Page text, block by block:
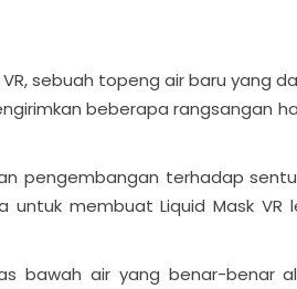
sebuah topeng air baru yang
beberapa rangsangan
pengembangan terhadap
membuat Liquid Mask VR
bawah air yang benar-benar